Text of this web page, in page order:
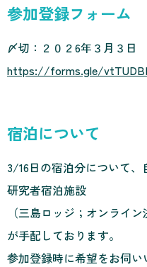
参加登録フォーム
〆切：２０２6年３月３日
https://forms.gle/
宿泊について
3/16日の宿泊分について
研究者宿泊施設
（三島ロッジ；オンライ
が手配しております。
参加登録時に希望をお伺い